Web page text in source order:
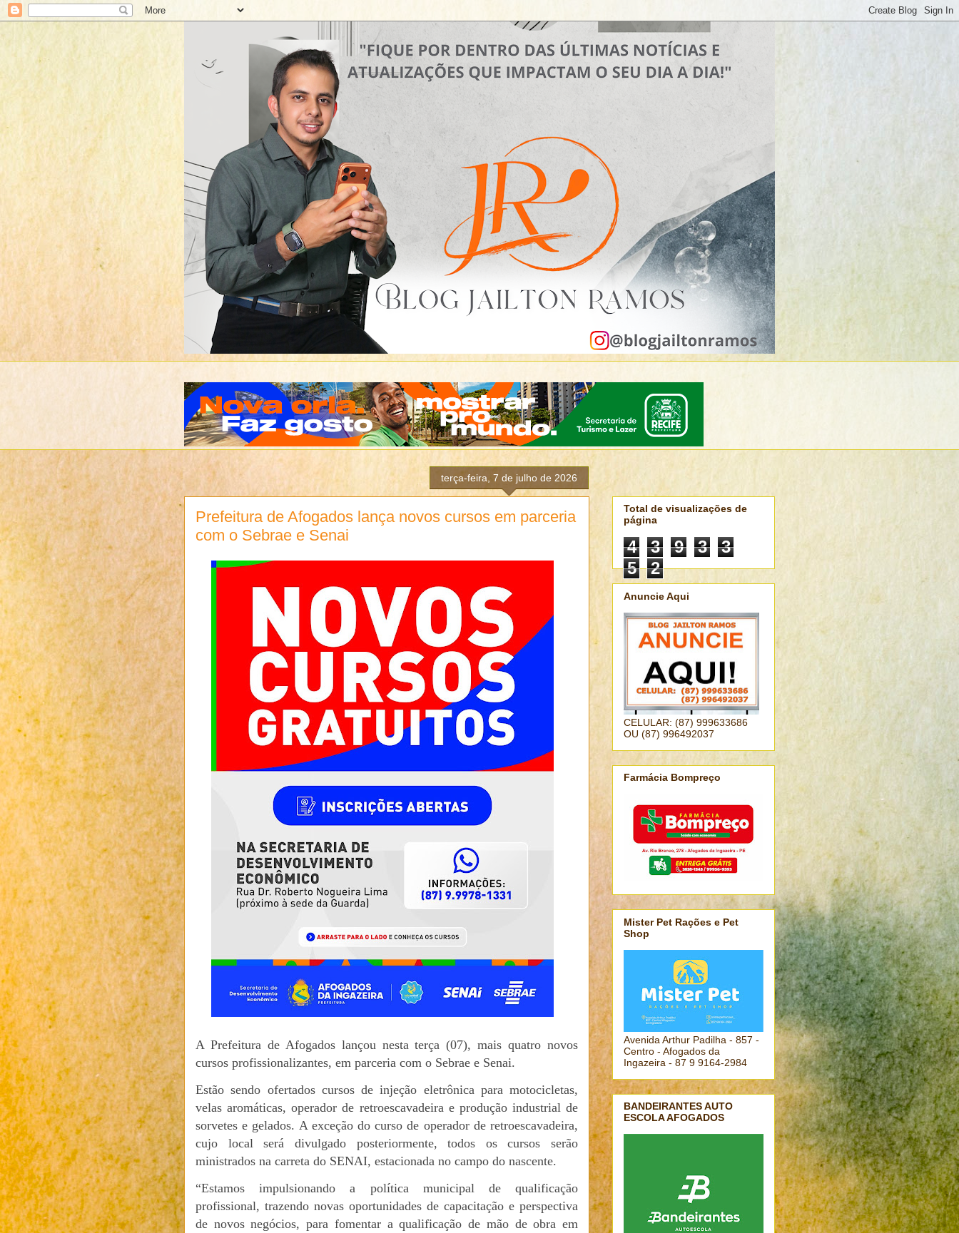
terça-feira, 7 de julho de 2026
Prefeitura de Afogados lança novos cursos em parceria
com o Sebrae e Senai
A Prefeitura de Afogados lançou nesta terça (07), mais quatro novos
cursos profissionalizantes, em parceria com o Sebrae e Senai.
Estão sendo ofertados cursos de injeção eletrônica para motocicletas,
velas aromáticas, operador de retroescavadeira e produção industrial de
sorvetes e gelados. A exceção do curso de operador de retroescavadeira,
cujo local será divulgado posteriormente, todos os cursos serão
ministrados na carreta do SENAI, estacionada no campo do nascente.
“Estamos impulsionando a política municipal de qualificação
profissional, trazendo novas oportunidades de capacitação e perspectiva
de novos negócios, para fomentar a qualificação de mão de obra em
Total de visualizações de
página
4 3 9 3
3
5
2
Anuncie Aqui
CELULAR: (87) 999633686
OU (87) 996492037
Farmácia Bompreço
Mister Pet Rações e Pet
Shop
Avenida Arthur Padilha - 857 -
Centro - Afogados da
Ingazeira - 87 9 9164-2984
BANDEIRANTES AUTO
ESCOLA AFOGADOS